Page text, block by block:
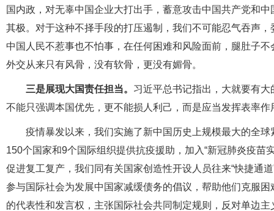
国内政，对无辜中国企业大打出手，蓄意攻击中国共产党和中
其极。对于这种不择手段的打压遏制，我们不可能忍气吞声
中国人民不惹事也不怕事，在任何困难和风险面前，腿肚子
外交从来只有风骨，没有软骨，更没有媚骨。
三是展现大国责任担当。 习近平总书记指出，大就要有
不能只强调本国优先，更不能损人利己，而是应当发挥表率
疫情暴发以来，我们实施了新中国历史上规模最大的全
150个国家和9个国际组织提供抗疫援助，加入“新冠肺炎疫苗
促进复工复产，我们同有关国家创造性开设人员往来“快捷通
参与国际社会为发展中国家减缓债务的倡议，帮助他们克服
的代表性和发言权，主张国际社会共同制定规则，反对单边